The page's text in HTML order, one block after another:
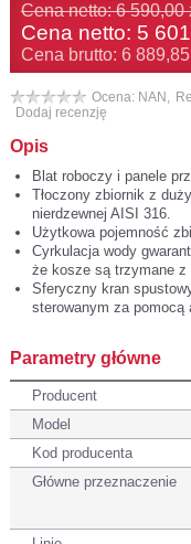
Cena netto: 6 590,00
Cena netto: 5
Cena brutto: 6 889,85
Ocena: NAN,
Dodaj recenzję
Opis
Blat roboczy i panele
Tłoczony zbiornik z
nierdzewnej AISI 316.
Użytkowa pojemność
Cyrkulacja wody
że ​​kosze są trzymane z
Sferyczny kran
sterowanym za pomocą
Parametry główne
Producent
Model
Kod producenta
Główne przeznaczenie